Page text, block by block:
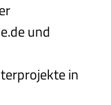
und
in